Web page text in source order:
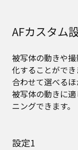
AFカスタム
被写体の動きや
化することがで
合わせて選べる
被写体の動きに
ニングできます。
設定1